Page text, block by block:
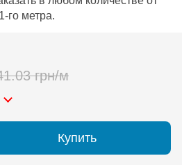
1-го метра.
грн/м
Купить